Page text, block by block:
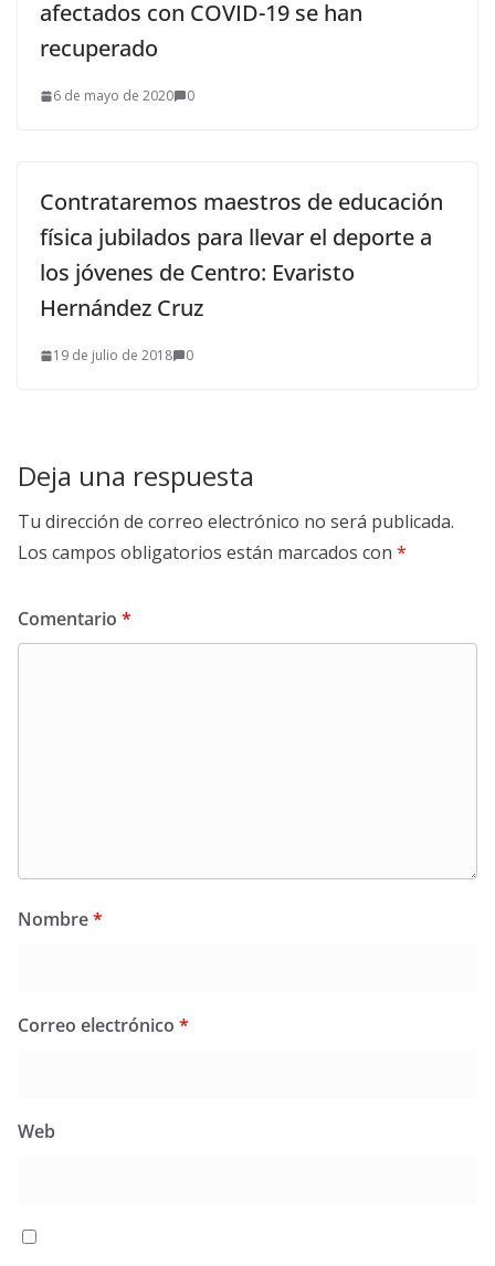
afectados con COVID-19 se han
recuperado
6 de mayo de 2020 0
Contrataremos maestros de educación
física jubilados para llevar el deporte a
los jóvenes de Centro: Evaristo
Hernández Cruz
19 de julio de 2018 0
Deja una respuesta
Tu dirección de correo electrónico no será publicada.
Los campos obligatorios están marcados con *
Comentario *
Nombre*
Correo electrónico *
Web